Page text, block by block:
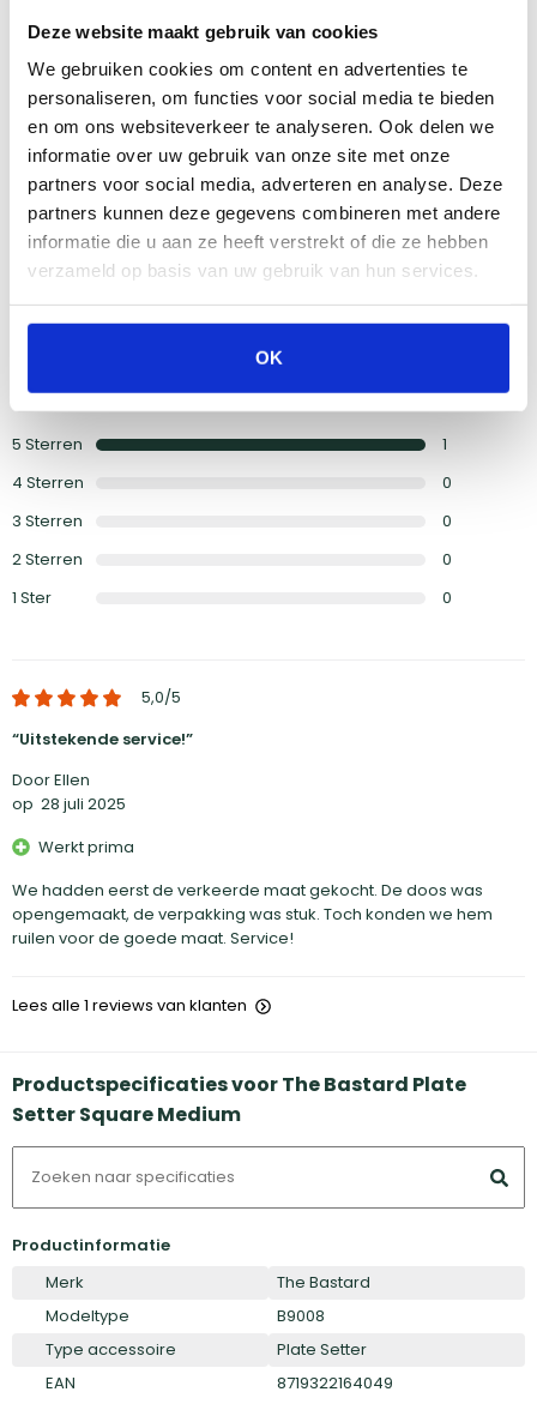
Deze website maakt gebruik van cookies
We gebruiken cookies om content en advertenties te
personaliseren, om functies voor social media te bieden
en om ons websiteverkeer te analyseren. Ook delen we
informatie over uw gebruik van onze site met onze
partners voor social media, adverteren en analyse. Deze
partners kunnen deze gegevens combineren met andere
informatie die u aan ze heeft verstrekt of die ze hebben
verzameld op basis van uw gebruik van hun services.
OK
Den Bosch
Doetinchem
Duiven
Naarden
Utrecht
Vind onze winkels
Reviews
5,0 5,0/5 (1 reviews)
Schrijf een review
5 Sterren
1
4 Sterren
0
3 Sterren
0
2Sterren
0
1 Ster 0
5,0/5
Uitstekende service!
Door Ellen
op 28 juli 2025
Werkt prima
We hadden eerst de verkeerde maat gekocht. De doos was
opengemaakt, de verpakking was stuk. Toch konden we hem
ruilen voor de goede maat. Service!
Lees alle 1 reviews van klanten
Productspecificaties voor The Bastard Plate
Setter Square Medium
Productinformatie
Merk
The Bastard
Modeltype
B9008
Type accessoire
Plate Setter
EAN
8719322164049